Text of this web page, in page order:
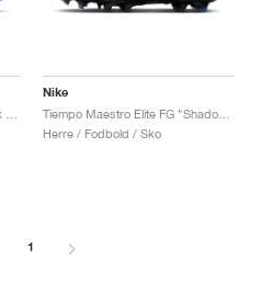
Nike
Tiempo Maestro Elite FG "Shadow Pack"
Herre / Fodbold / Sko
1